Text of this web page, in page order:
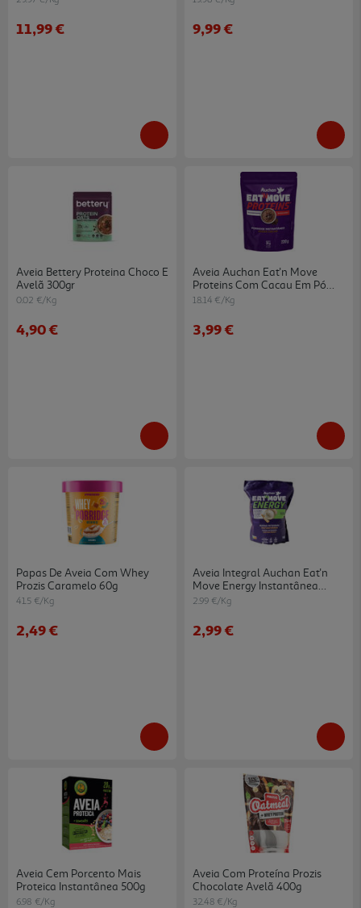
11,99 € 9,99 €
Aveia Bettery Proteina Choco E
Avelã 300gr
0.02 €/Kg
4,90 €
Aveia Auchan Eat'n Move
Proteins Com Cacau Em Pó
220g
18.14 €/Kg
3,99 €
Papas De Aveia Com Whey
Prozis Caramelo 60g
41.5 €/Kg
2,49 €
Aveia Integral Auchan Eat'n
Move Energy Instantânea
S/glúten 1kg
2.99 €/Kg
2,99 €
Aveia Cem Porcento Mais
Proteica Instantânea 500g
6.98 €/Kg
Aveia Com Proteína Prozis
Chocolate Avelã 400g
32.48 €/Kg